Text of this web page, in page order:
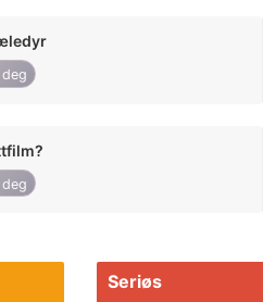
Seriøs